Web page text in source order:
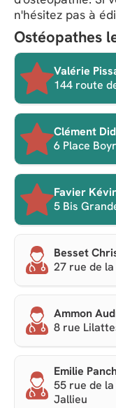
n'hésitez pas à
Ostéopathes
Valérie
144 route
Clément
6 Place
Favier
5 Bis
Besset
27 rue de
Ammon
8 rue
Emilie
55 rue de
Jallieu